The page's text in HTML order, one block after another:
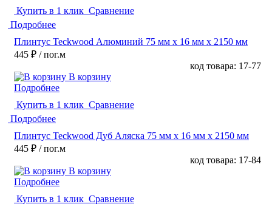
Купить в 1 клик Сравнение
Подробнее
Плинтус Teckwood Алюминий 75 мм х 16 мм х 2150 мм
445 ₽ / пог.м
код товара: 17-77
В корзину
Подробнее
Купить в 1 клик Сравнение
Подробнее
Плинтус Teckwood Дуб Аляска 75 мм х 16 мм х 2150 мм
445 ₽ / пог.м
код товара: 17-84
В корзину
Подробнее
Купить в 1 клик Сравнение